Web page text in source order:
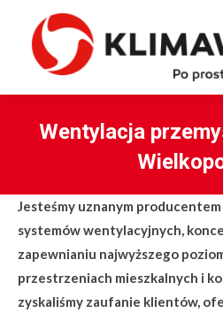
Wentylacja
Jesteśmy uznanym
systemów wentylacyjnych,
zapewnianiu najwyższego
przestrzeniach mieszkalnych i
zyskaliśmy zaufanie klientów,